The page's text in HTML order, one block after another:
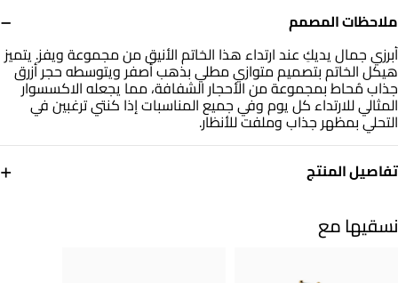
ملاحظات المصمم −
أبرزي جمال يديكِ عند ارتداء هذا الخاتم الأنيق من مجموعة ويفز. يتميز
هيكل الخاتم بتصميم متوازي مطلي بذهب أصفر ويتوسطه حجر أزرق
جذاب مُحاط بمجموعة من الأحجار الشفافة، مما يجعله الاكسسوار
المثالي للارتداء كل يوم وفي جميع المناسبات إذا كنتي ترغبين في
التحلي بمظهر جذاب وملفت للأنظار.
تفاصيل المنتج
+
مطلي ذهب اصفر
نسقيها مع